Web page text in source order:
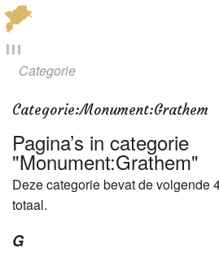
Menu
Locaties
Kaarten
Overig
Categorie
Categorie:Monument:Grathem
Pagina’s in categorie
"Monument:Grathem"
Deze categorie bevat de volgende
totaal.
G